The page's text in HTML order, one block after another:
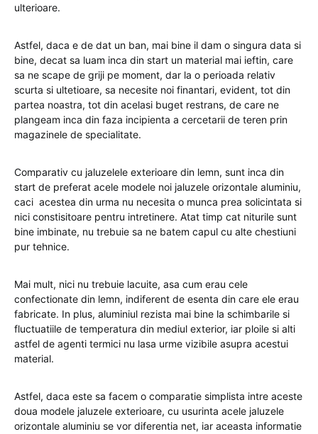
ulterioare.
Astfel, daca e de dat un ban, mai bine il dam o singura data si
bine, decat sa luam inca din start un material mai ieftin, care
sa ne scape de griji pe moment, dar la o perioada relativ
scurta si ultetioare, sa necesite noi finantari, evident, tot din
partea noastra, tot din acelasi buget restrans, de care ne
plangeam inca din faza incipienta a cercetarii de teren prin
magazinele de specialitate.
Comparativ cu jaluzelele exterioare din lemn, sunt inca din
start de preferat acele modele noi jaluzele orizontale aluminiu,
caci acestea din urma nu necesita o munca prea solicintata si
nici constisitoare pentru intretinere. Atat timp cat niturile sunt
bine imbinate, nu trebuie sa ne batem capul cu alte chestiuni
pur tehnice.
Mai mult, nici nu trebuie lacuite, asa cum erau cele
confectionate din lemn, indiferent de esenta din care ele erau
fabricate. In plus, aluminiul rezista mai bine la schimbarile si
fluctuatiile de temperatura din mediul exterior, iar ploile si alti
astfel de agenti termici nu lasa urme vizibile asupra acestui
material.
Astfel, daca este sa facem o comparatie simplista intre aceste
doua modele jaluzele exterioare, cu usurinta acele jaluzele
orizontale aluminiu se vor diferentia net, iar aceasta informatie